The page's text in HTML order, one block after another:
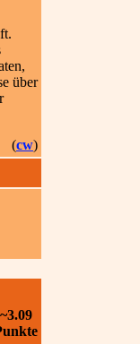
über
(cw)
~3.09